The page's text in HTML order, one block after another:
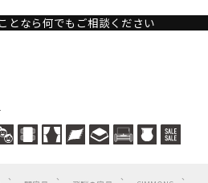
となら何でもご相談ください